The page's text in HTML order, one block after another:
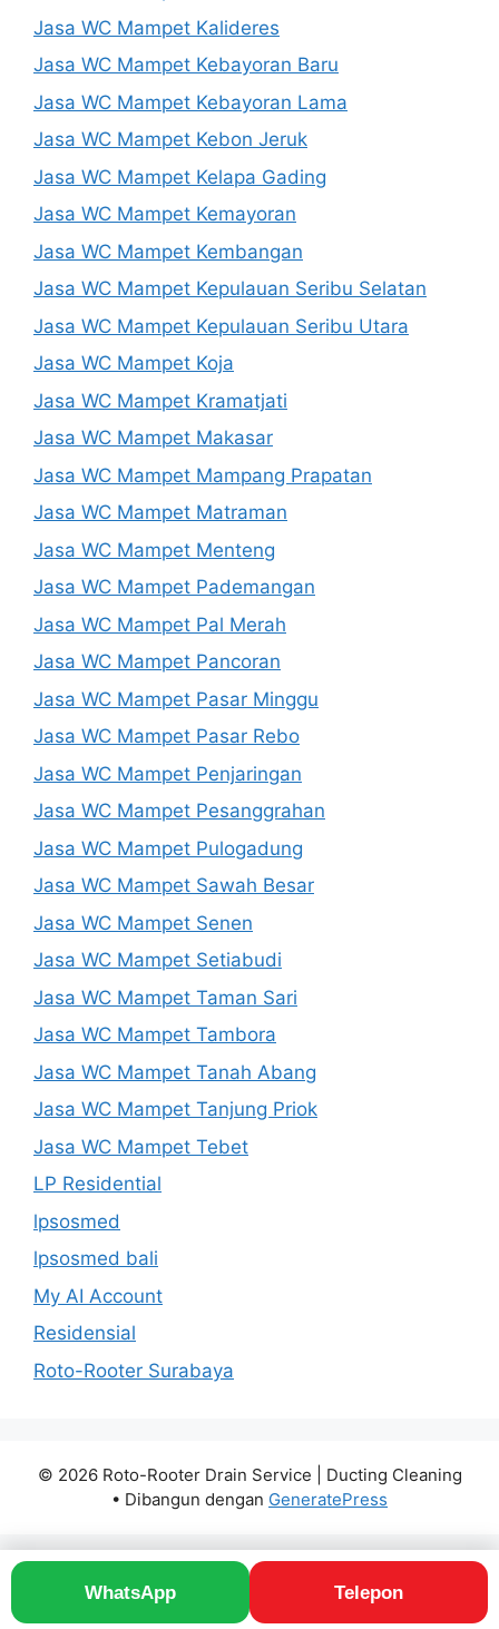
WhatsApp Telepon
Jasa WC Mampet Kalideres
Jasa WC Mampet Kebayoran Baru
Jasa WC Mampet Kebayoran Lama
Jasa WC Mampet Kebon Jeruk
Jasa WC Mampet Kelapa Gading
Jasa WC Mampet Kemayoran
Jasa WC Mampet Kembangan
Jasa WC Mampet Kepulauan Seribu Selatan
Jasa WC Mampet Kepulauan Seribu Utara
Jasa WC Mampet Koja
Jasa WC Mampet Kramatjati
Jasa WC Mampet Makasar
Jasa WC Mampet Mampang Prapatan
Jasa WC Mampet Matraman
Jasa WC Mampet Menteng
Jasa WC Mampet Pademangan
Jasa WC Mampet Pal Merah
Jasa WC Mampet Pancoran
Jasa WC Mampet Pasar Minggu
Jasa WC Mampet Pasar Rebo
Jasa WC Mampet Penjaringan
Jasa WC Mampet Pesanggrahan
Jasa WC Mampet Pulogadung
Jasa WC Mampet Sawah Besar
Jasa WC Mampet Senen
Jasa WC Mampet Setiabudi
Jasa WC Mampet Taman Sari
Jasa WC Mampet Tambora
Jasa WC Mampet Tanah Abang
Jasa WC Mampet Tanjung Priok
Jasa WC Mampet Tebet
LP Residential
lpsosmed
lpsosmed bali
My AI Account
Residensial
Roto-Rooter Surabaya
© 2026 Roto-Rooter Drain Service | Ducting Cleaning
• Dibangun dengan GeneratePress